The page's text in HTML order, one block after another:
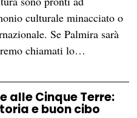
culturale minacciato o
Se Palmira sarà
chiamati lo…
alle Cinque Terre:
e buon cibo